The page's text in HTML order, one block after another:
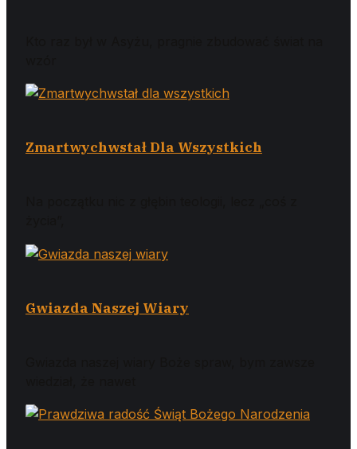
Zmartwychwstał Dla Wszystkich
Gwiazda Naszej Wiary